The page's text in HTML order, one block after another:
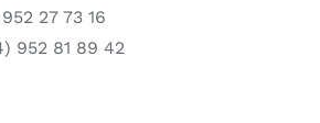
27 73 16
952 81 89 42